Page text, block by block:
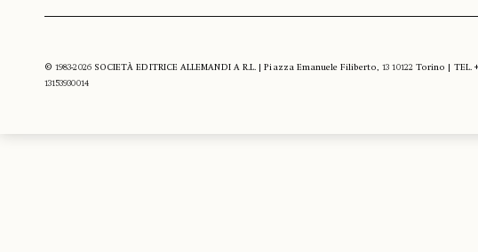
© 1983-2026 SOCIETÀ EDITRICE ALLEMANDI A R.L. | Piazza Emanuele Filiberto, 13 10122 Torino | TEL.
13153930014